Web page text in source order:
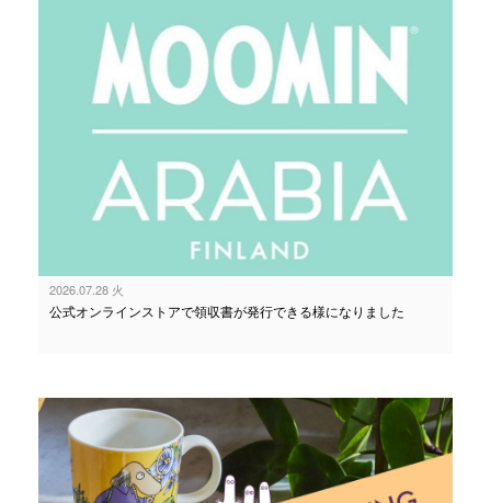
2026.07.28 火
公式オンラインストアで領収書が発行できる様になりました